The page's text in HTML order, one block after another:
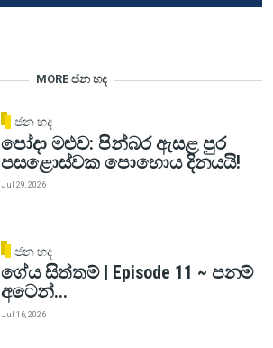
MORE ජන හද
ජන හද
පෝදා මළුව: පින්බර ඇසළ පුර
පසළොස්වක පොහොය දිනයයි!
Jul 29, 2026
ජන හද
ගේය සිත්තම් | Episode 11 ~ පනම්
අටෙන්...
Jul 16, 2026